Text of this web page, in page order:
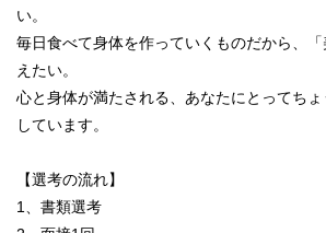
い。
毎日食べて身体を作っていくものだから、
えたい。
心と身体が満たされる、あなたにとってち
しています。
【選考の流れ】
1、書類選考